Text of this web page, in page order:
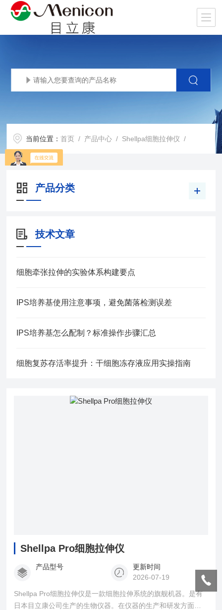
当前位置：首页 / 产品中心 / Shellpa细胞拉伸仪 /
产品分类
技术文章
细胞牵张拉伸的实验体系构建要点
IPS培养基使用注意事项，避免菌落检测误差
IPS培养基怎么配制？标准操作步骤汇总
细胞复苏存活率提升：干细胞冻存液应用实操指南
Shellpa Pro细胞拉伸仪
产品型号
更新时间
2026-07-19
Shellpa Pro细胞拉伸仪是一款细胞拉伸系统的旗舰机器。是有
日本目立康公司生产的生物仪器。在仪器的生产和研发方面有